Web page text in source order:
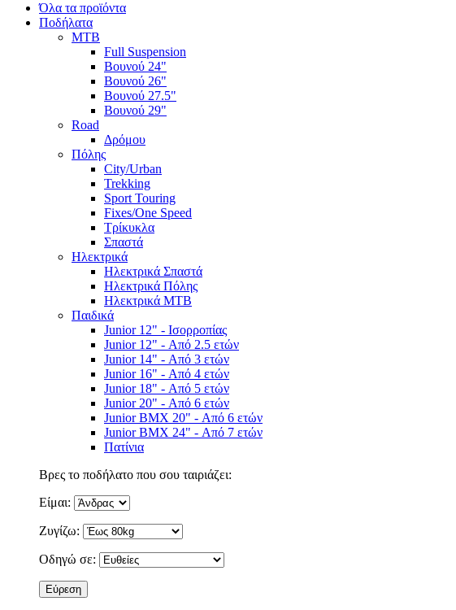
Όλα τα προϊόντα
Ποδήλατα
MTB
Full Suspension
Βουνού 24"
Βουνού 26"
Βουνού 27.5"
Βουνού 29"
Road
Δρόμου
Πόλης
City/Urban
Trekking
Sport Touring
Fixes/One Speed
Τρίκυκλα
Σπαστά
Ηλεκτρικά
Ηλεκτρικά Σπαστά
Ηλεκτρικά Πόλης
Ηλεκτρικά MTB
Παιδικά
Junior 12" - Ισορροπίας
Junior 12" - Από 2.5 ετών
Junior 14" - Από 3 ετών
Junior 16" - Από 4 ετών
Junior 18" - Από 5 ετών
Junior 20" - Από 6 ετών
Junior BMX 20" - Από 6 ετών
Junior BMX 24" - Από 7 ετών
Πατίνια
Βρες το ποδήλατο που σου ταιριάζει:
Είμαι:
Ζυγίζω:
Οδηγώ σε: